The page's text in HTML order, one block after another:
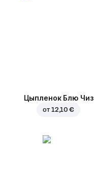
Цыпленок Блю Чиз
от 12,10 €